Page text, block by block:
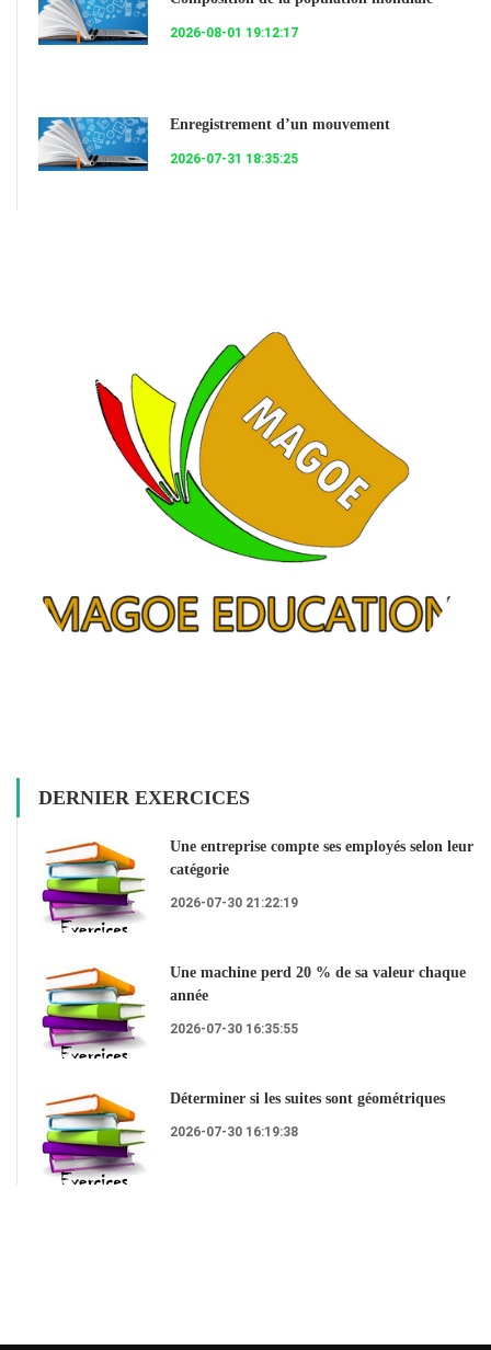
2026-08-01 19:12:17
Enregistrement d’un mouvement
2026-07-31 18:35:25
DERNIER EXERCICES
Une entreprise compte ses employés selon leur
catégorie
2026-07-30 21:22:19
Une machine perd 20 % de sa valeur chaque
année
2026-07-30 16:35:55
Déterminer si les suites sont géométriques
2026-07-30 16:19:38